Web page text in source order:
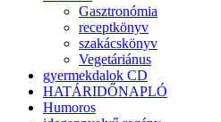
Gasztronómia
receptkönyv
szakácskönyv
Vegetáriánus
gyermekdalok CD
HATÁRIDŐNAPLÓ
Humoros